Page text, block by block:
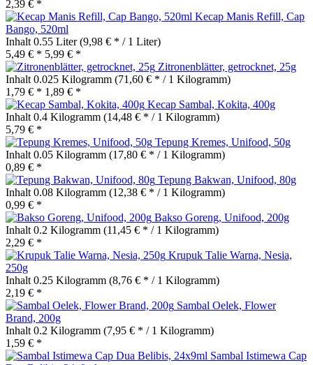
2,39 € *
Kecap Manis Refill, Cap
Bango, 520ml
Inhalt 0.55 Liter(9,98 € * / 1 Liter)
5,49 € * 5,99 € *
Zitronenblätter, getrocknet, 25g
Inhalt 0.025 Kilogramm (71,60 € * / 1 Kilogramm)
1,79 € * 1,89 € *
Kecap Sambal, Kokita, 400g
Inhalt 0.4 Kilogramm (14,48 € * / 1 Kilogramm)
5,79 € *
Tepung Kremes, Unifood, 50g
Inhalt 0.05 Kilogramm (17,80 € * / 1 Kilogramm)
0,89 € *
Tepung Bakwan, Unifood, 80g
Inhalt 0.08 Kilogramm (12,38 € * / 1 Kilogramm)
0,99 € *
Bakso Goreng, Unifood, 200g
Inhalt 0.2 Kilogramm (11,45 € * / 1 Kilogramm)
2,29 € *
Krupuk Talie Warna, Nesia,
250g
Inhalt 0.25 Kilogramm (8,76 € * / 1 Kilogramm)
2,19 € *
Sambal Oelek, Flower
Brand, 200g
Inhalt 0.2 Kilogramm (7,95 € * / 1 Kilogramm)
1,59 € *
Sambal Istimewa Cap